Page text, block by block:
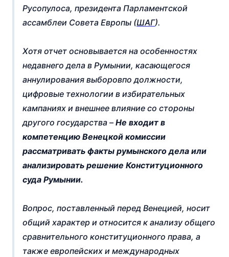
Русопулоса, президента Парламентской
ассамблеи Совета Европы (ШАГ).
Хотя отчет основывается на особенностях
недавнего дела в Румынии, касающегося
аннулирования выборовпо должности,
цифровые технологии в избирательных
кампаниях и внешнее влияние со стороны
другого государства – Не входит в
компетенцию Венецкой комиссии
рассматривать факты румынского дела или
анализировать решение Конституционного
суда Румынии.
Вопрос, поставленный перед Венецией, носит
общий характер и относится к анализу общего
сравнительного конституционного права, а
также европейских и международных